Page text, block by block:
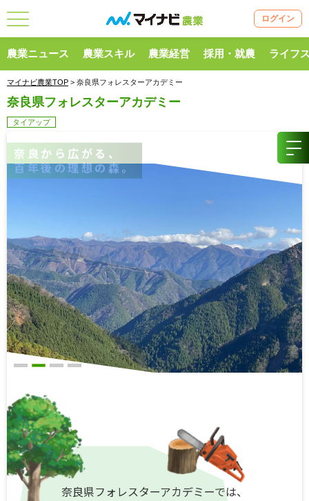
ログイン
農業ニュース 農業スキル 農業経営 採用・就農 ライフ
マイナビ農業TOP > 奈良県フォレスターアカデミー
奈良県フォレスターアカデミー
タイアップ
奈良から広がる、
百年後の理想の森。
奈良県フォレスターアカデミーでは、